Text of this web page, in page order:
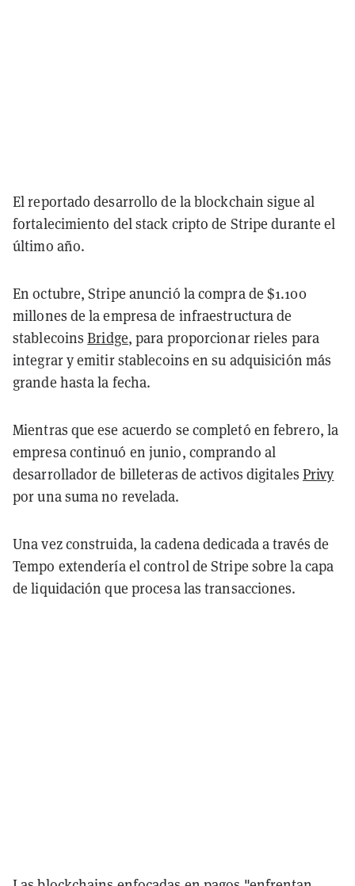
El reportado desarrollo de la blockchain sigue al
fortalecimiento del stack cripto de Stripe durante el
último año.
En octubre, Stripe anunció la compra de $1.100
millones de la empresa de infraestructura de
stablecoinsBridge, para proporcionar rieles para
integrar y emitir stablecoins en su adquisición más
grande hasta la fecha.
Mientras que ese acuerdo se completó en febrero, la
empresa continuó en junio, comprando al
desarrollador de billeteras de activos digitales Privy
por una suma no revelada.
Una vez construida, la cadena dedicada a través de
Tempo extendería el control de Stripe sobre la capa
de liquidación que procesa las transacciones.